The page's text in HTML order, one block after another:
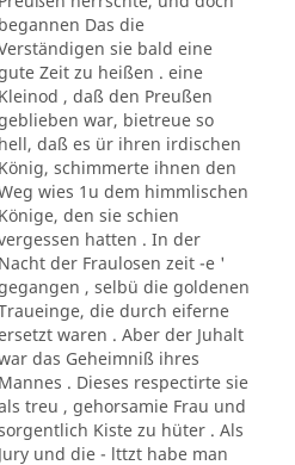
begannen Das die
sie bald eine
Zeit zu heißen . eine
Kleinod , daß den Preußen
war, bietreue so
hell, daß es ür ihren irdischen
König, schimmerte ihnen den
wies 1u dem himmlischen
Könige, den sie schien
hatten . In der
Nacht der Fraulosen zeit -e '
, selbü die goldenen
die durch eiferne
waren . Aber der Juhalt
das Geheimniß ihres
Mannes . Dieses respectirte sie
treu , gehorsamie Frau und
Kiste zu hüter . Als
Jury und die - lttzt habe man